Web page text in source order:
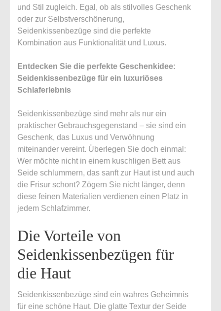
und Stil zugleich. Egal, ob als stilvolles Geschenk
oder zur Selbstverschönerung,
Seidenkissenbezüge sind die perfekte
Kombination aus Funktionalität und Luxus.
Entdecken Sie die perfekte Geschenkidee:
Seidenkissenbezüge für ein luxuriöses
Schlaferlebnis
Seidenkissenbezüge sind mehr als nur ein
praktischer Gebrauchsgegenstand – sie sind ein
Geschenk, das Luxus und Verwöhnung
miteinander vereint. Überlegen Sie doch einmal:
Wer möchte nicht in einem kuschligen Bett aus
Seide schlummern, das sanft zur Haut ist und auch
die Frisur schont? Zögern Sie nicht länger, denn
diese feinen Materialien verdienen einen Platz in
jedem Schlafzimmer.
Die Vorteile von
Seidenkissenbezügen für
die Haut
Seidenkissenbezüge sind ein wahres Geheimnis
für eine schöne Haut. Die glatte Textur der Seide